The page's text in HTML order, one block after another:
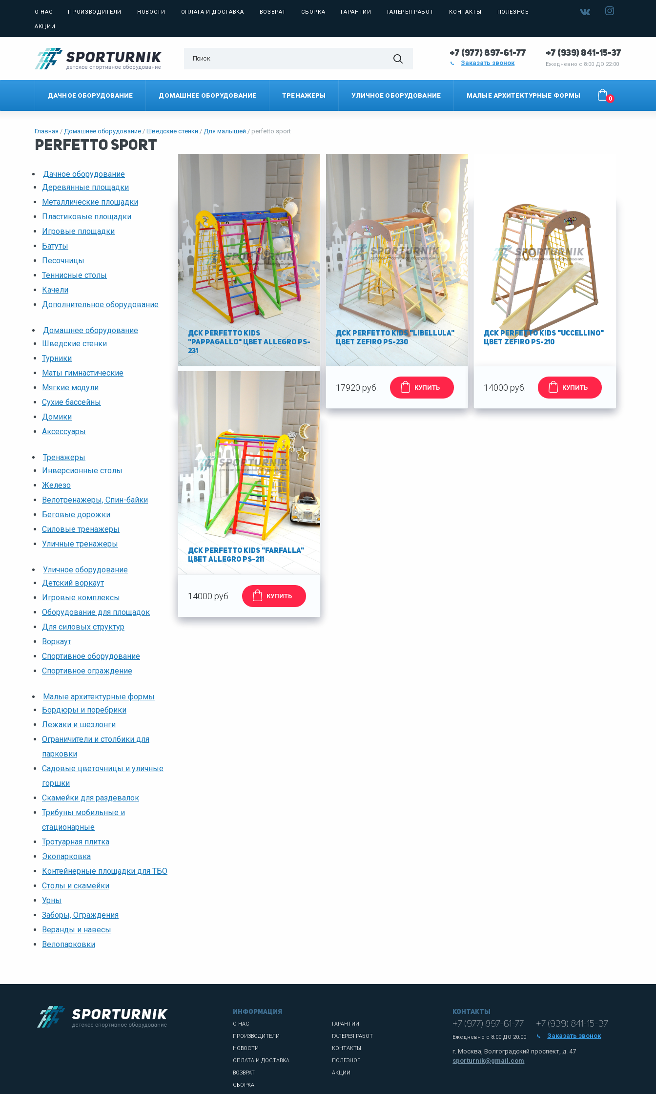
О НАС ПРОИЗВОДИТЕЛИ НОВОСТИ ОПЛАТА И ДОСТАВКА ВОЗВРАТ СБОРКА ГАРАНТИИ ГАЛЕРЕЯ РАБОТ КОНТАКТЫ ПОЛЕЗНОЕ
АКЦИИ
+7 (977) 897-61-77
Заказать звонок
+7 (939) 841-15-37
Ежедневно с 8:00 ДО 22:00
ДАЧНОЕ ОБОРУДОВАНИЕ ДОМАШНЕЕ ОБОРУДОВАНИЕ ТРЕНАЖЕРЫ УЛИЧНОЕ ОБОРУДОВАНИЕ МАЛЫЕ АРХИТЕКТУРНЫЕ ФОРМЫ 0
Главная Домашнее оборудование Шведские стенки Для малышей perfetto sport
perfetto sport
Дачное оборудование
Деревянные площадки
Металлические площадки
Пластиковые площадки
Игровые площадки
Батуты
Песочницы
Теннисные столы
Качели
Дополнительное оборудование
Домашнее оборудование
Шведские стенки
Турники
Маты гимнастические
Мягкие модули
Сухие бассейны
Домики
Аксессуары
Тренажеры
Инверсионные столы
Железо
Велотренажеры, Спин-байки
Беговые дорожки
Силовые тренажеры
Уличные тренажеры
Уличное оборудование
Детский воркаут
Игровые комплексы
Оборудование для площадок
Для силовых структур
Воркаут
Спортивное оборудование
Спортивное ограждение
Малые архитектурные формы
Бордюры и поребрики
Лежаки и шезлонги
Ограничители и столбики для
парковки
Садовые цветочницы и уличные
горшки
Скамейки для раздевалок
Трибуны мобильные и
стационарные
Тротуарная плитка
Экопарковка
Контейнерные площадки для ТБО
Столы и скамейки
Урны
Заборы, Ограждения
Веранды и навесы
Велопарковки
ДСК PERFETTO KIDS
"Pappagallo" цвет Allegrо PS-
231
КУПИТЬ
ДСК PERFETTO KIDS "Libellula"
цвет Zefiro PS-230
17920 руб. КУПИТЬ
ДСК PERFETTO KIDS "Uccellino"
цвет Zefiro PS-210
14000 руб. КУПИТЬ
ДСК PERFETTO KIDS "Farfalla"
цвет Allegrо PS-211
14000 руб. КУПИТЬ
информация
О НАС
ПРОИЗВОДИТЕЛИ
НОВОСТИ
ОПЛАТА И ДОСТАВКА
ВОЗВРАТ
СБОРКА
ГАРАНТИИ
ГАЛЕРЕЯ РАБОТ
КОНТАКТЫ
ПОЛЕЗНОЕ
АКЦИИ
Контакты
+7 (977) 897-61-77
Ежедневно с 8:00 ДО 20:00
+7 (939) 841-15-37
Заказать звонок
г. Москва, Волгоградский проспект, д. 47
sporturnik@gmail.com